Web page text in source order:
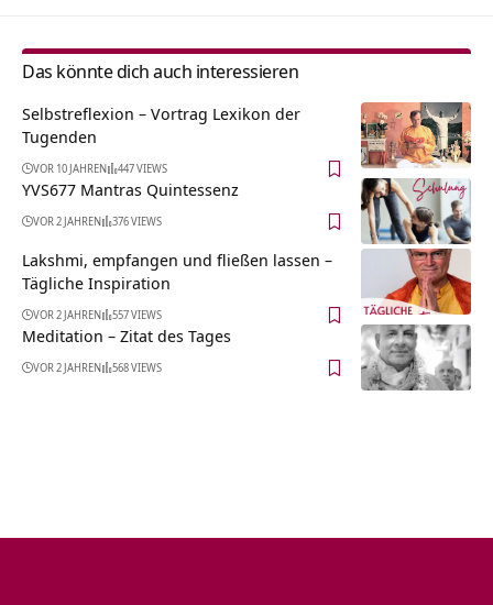
Das könnte dich auch interessieren
Selbstreflexion – Vortrag Lexikon der
Tugenden
VOR 10 JAHREN 447 VIEWS
YVS677 Mantras Quintessenz
VOR 2 JAHREN 376 VIEWS
Lakshmi, empfangen und fließen lassen –
Tägliche Inspiration
VOR 2 JAHREN 557 VIEWS
Meditation – Zitat des Tages
VOR 2 JAHREN 568 VIEWS